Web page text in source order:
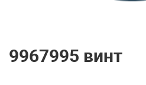
9967995 винт